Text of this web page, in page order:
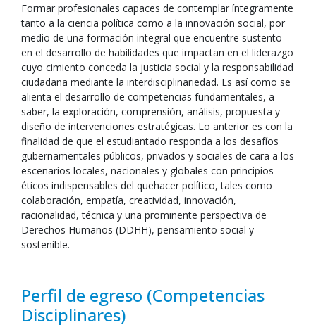
Formar profesionales capaces de contemplar íntegramente
tanto a la ciencia política como a la innovación social, por
medio de una formación integral que encuentre sustento
en el desarrollo de habilidades que impactan en el liderazgo
cuyo cimiento conceda la justicia social y la responsabilidad
ciudadana mediante la interdisciplinariedad. Es así como se
alienta el desarrollo de competencias fundamentales, a
saber, la exploración, comprensión, análisis, propuesta y
diseño de intervenciones estratégicas. Lo anterior es con la
finalidad de que el estudiantado responda a los desafíos
gubernamentales públicos, privados y sociales de cara a los
escenarios locales, nacionales y globales con principios
éticos indispensables del quehacer político, tales como
colaboración, empatía, creatividad, innovación,
racionalidad, técnica y una prominente perspectiva de
Derechos Humanos (DDHH), pensamiento social y
sostenible.
Perfil de egreso (Competencias
Disciplinares)